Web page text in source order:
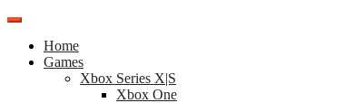
Pular
conteúdo
Home
Games
Xbox Series X|S
Xbox One